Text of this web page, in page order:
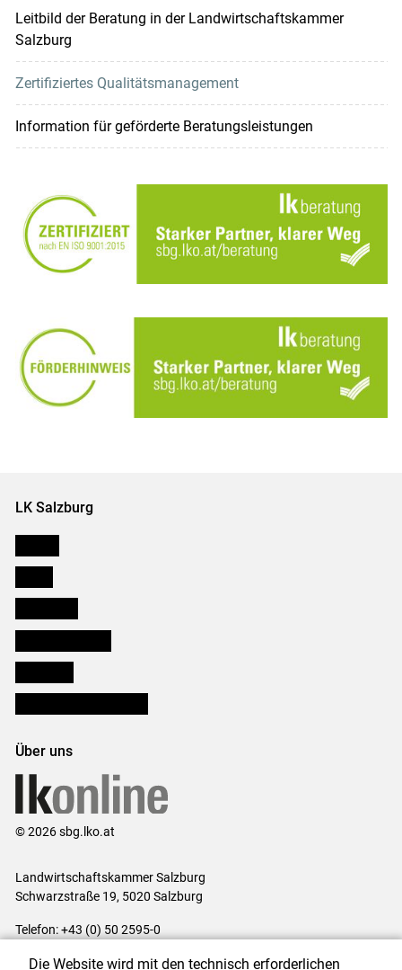
Leitbild der Beratung in der Landwirtschaftskammer
Salzburg
Zertifiziertes Qualitätsmanagement
Information für geförderte Beratungsleistungen
LK Salzburg
Über uns
© 2026 sbg.lko.at
Landwirtschaftskammer Salzburg
Schwarzstraße 19, 5020 Salzburg
Telefon: +43 (0) 50 2595-0
Die Website wird mit den technisch erforderlichen